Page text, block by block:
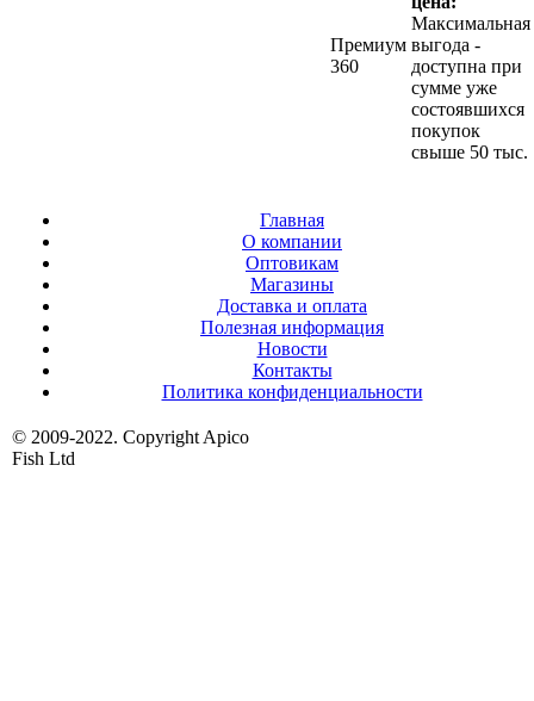
Премиум
360
Максимальная
выгода -
доступна при
сумме уже
состоявшихся
покупок
свыше 50 тыс.
Главная
О компании
Оптовикам
Магазины
Доставка и оплата
Полезная информация
Новости
Контакты
Политика конфиденциальности
© 2009-2022. Copyright Apico
Fish Ltd